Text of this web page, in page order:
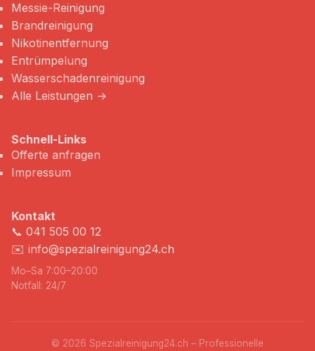
Messie-Reinigung
Brandreinigung
Nikotinentfernung
Entrümpelung
Wasserschadenreinigung
Alle Leistungen →
Schnell-Links
Offerte anfragen
Impressum
Kontakt
📞 041 505 00 12
✉️ info@spezialreinigung24.ch
Mo–Sa 7:00–20:00
Notfall: 24/7
© 2026 Spezialreinigung24.ch – Professionelle